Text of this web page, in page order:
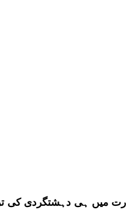
میں ہی دہشتگردی کی